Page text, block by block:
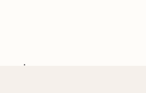
SITE